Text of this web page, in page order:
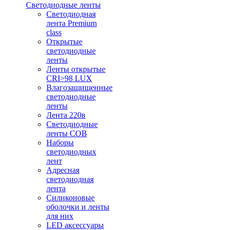
Светодиодные ленты
Светодиодная
лента Premium
class
Открытые
светодиодные
ленты
Ленты открытые
CRI>98 LUX
Влагозащищенные
светодиодные
ленты
Лента 220в
Светодиодные
ленты COB
Наборы
светодиодных
лент
Адресная
светодиодная
лента
Силиконовые
оболочки и ленты
для них
LED аксессуары